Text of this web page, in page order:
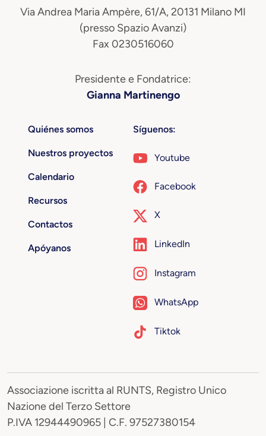
Via Andrea Maria Ampère, 61/A, 20131 Milano MI
(presso Spazio Avanzi)
Fax 0230516060
Presidente e Fondatrice:
Gianna Martinengo
Quiénes somos
Nuestros proyectos
Calendario
Recursos
Contactos
Apóyanos
Síguenos:
Youtube
Facebook
X
LinkedIn
Instagram
WhatsApp
Tiktok
Associazione iscritta al RUNTS, Registro Unico
Nazione del Terzo Settore
P.IVA 12944490965 | C.F. 97527380154